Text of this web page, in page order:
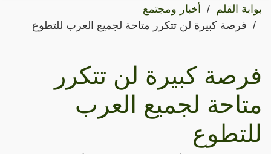
بوابة القلم
أخبار ومجتمع
فرصة كبيرة لن تتكرر متاحة لجميع العرب للتطوع
فرصة كبيرة لن تتكرر
متاحة لجميع العرب
للتطوع